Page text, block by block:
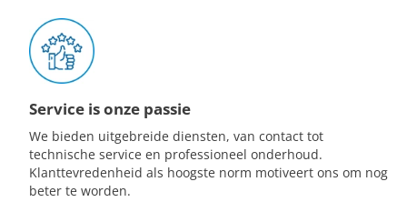
Service is onze passie
We bieden uitgebreide diensten, van contact tot
technische service en professioneel onderhoud.
Klanttevredenheid als hoogste norm motiveert ons om nog
beter te worden.